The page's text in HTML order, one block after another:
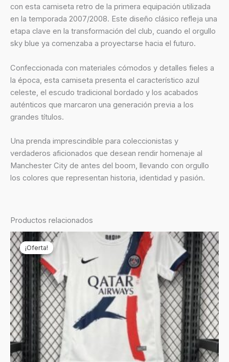
con esta camiseta retro de la primera equipación utilizada
en la temporada 2007/2008. Este diseño clásico refleja una
etapa clave en la transformación del club, cuando el orgullo
sky blue ya comenzaba a proyectarse hacia el futuro.
Confeccionada con materiales cómodos y detalles fieles a
la época, esta camiseta presenta el característico azul
celeste, el escudo tradicional bordado y los acabados
auténticos que marcaron una generación previa a los
grandes títulos.
Una prenda imprescindible para coleccionistas y
verdaderos aficionados que desean rendir homenaje al
Manchester City de antes del boom, llevando con orgullo
los colores que representan historia, identidad y pasión.
Productos relacionados
¡Oferta!
¡Oferta!
precio
original
era:
€69,90.
El